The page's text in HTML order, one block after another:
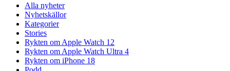
Alla nyheter
Nyhetskällor
Kategorier
Stories
Rykten om Apple Watch 12
Rykten om Apple Watch Ultra 4
Rykten om iPhone 18